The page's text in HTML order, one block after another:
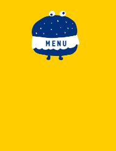
toggle navigation